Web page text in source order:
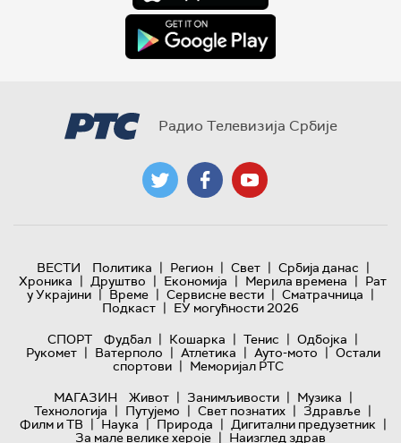
Радио Телевизија Србије
ВЕСТИ Политика | Регион | Свет | Србија данас |
Хроника | Друштво | Економија | Мерила времена | Рат
у Украјини | Време | Сервисне вести | Сматрачница |
Подкаст | ЕУ могућности 2026
СПОРТ
Фудбал | Кошарка | Тенис | Одбојка |
Рукомет | Ватерполо | Атлетика | Ауто-мото | Остали
спортови | Меморијал РТС
МАГАЗИН
Живот | Занимљивости | Музика |
Технологијa | Путујемо | Свет познатих | Здравље |
Филм и ТВ | Наука | Природа | Дигитални предузетник |
За мале велике хероје | Наизглед здрав